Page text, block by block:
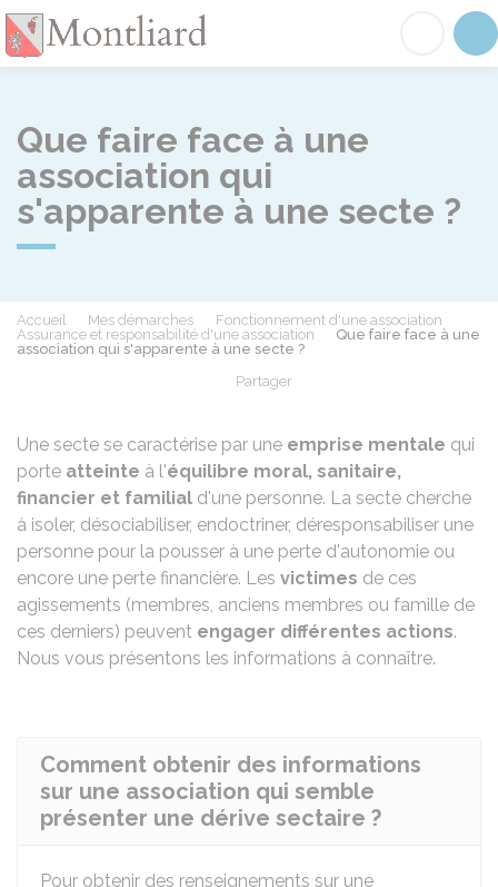
Que faire face à une
association qui
s'apparente à une secte ?
Accueil Mes démarches
Fonctionnement d'une association
Assurance et responsabilité d'une association
Que faire face à une
association qui s'apparente à une secte ?
Partager
Une secte se caractérise par une emprise mentale qui
porte atteinte à l'équilibre moral, sanitaire,
financier et familial d'une personne. La secte cherche
à isoler, désociabiliser, endoctriner, déresponsabiliser une
personne pour la pousser à une perte d'autonomie ou
encore une perte financière. Les victimes de ces
agissements (membres, anciens membres ou famille de
ces derniers) peuvent engager différentes actions.
Nous vous présentons les informations à connaître.
Comment obtenir des informations
sur une association qui semble
présenter une dérive sectaire ?
Pour obtenir des renseignements sur une